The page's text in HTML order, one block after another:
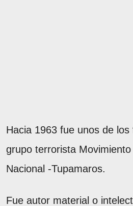
Hacia 1963 fue unos de los
grupo terrorista
Nacional -Tupamaros.
Fue autor material o